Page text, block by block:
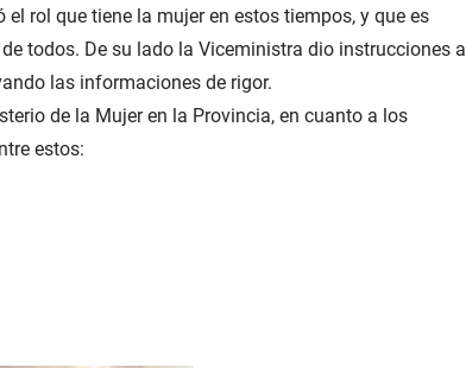
rol que tiene la mujer en estos tiempos, y que es
todos. De su lado la Viceministra dio instrucciones a
las informaciones de rigor.
de la Mujer en la Provincia, en cuanto a los
estos: